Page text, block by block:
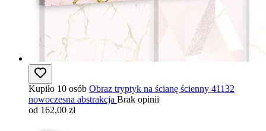
Kupiło 10 osób Obraz tryptyk na ścianę ścienny 41132
nowoczesna abstrakcja Brak opinii
od 162,00 zł